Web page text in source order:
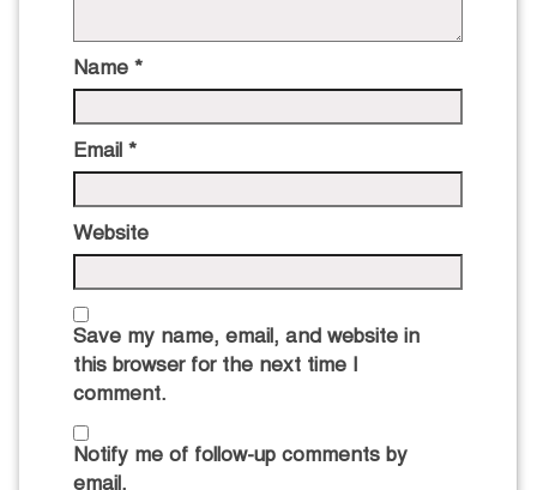
Name *
Email *
Website
Save my name, email, and website in
this browser for the next time I
comment.
Notify me of follow-up comments by
email.